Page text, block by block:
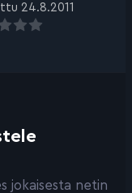
24.8.2011
jokaisesta netin